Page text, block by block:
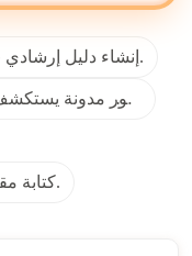
OneNote ، أو
للإدارة المتقدمة
إنشاء دليل إرشادي حول إتقان عادات الإنتاجية.
كتابة مقال إبداعي حول مستقبل العمل عن بُعد.